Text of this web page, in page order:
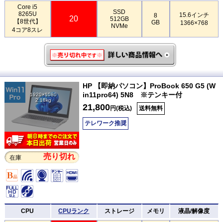
Core i5
8265U
【8世代】
4コア8スレ
20
SSD
512GB
NVMe
8
GB
15.6インチ
1366×768
1920×1080
2.18kg
在庫 売り切れ
HP 【即納パソコン】ProBook 650 G5 (W
in11pro64) 5N8 ※テンキー付
21,800円(税込) 送料無料
テレワーク推奨
CPU CPUランク ストレージ メモリ 液晶/解像度